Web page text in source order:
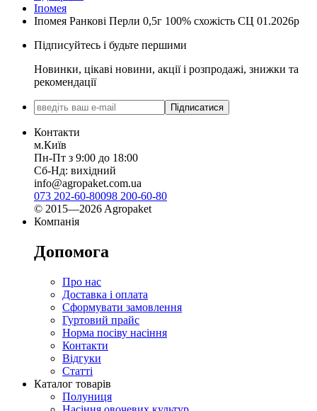
Іпомея
Іпомея Ранкові Перли 0,5г 100% схожість СЦ 01.2026р
Підписуйтесь і будьте першими
Новинки, цікаві новини, акції і розпродажі, знижки та
рекомендації
Підписатися
Контакти
м.Київ
Пн-Пт з 9:00 до 18:00
Сб-Нд: вихідний
info@agropaket.com.ua
073 202-60-80098 200-60-80
© 2015—2026 Agropaket
Компанія
Допомога
Про нас
Доставка і оплата
Сформувати замовлення
Гуртовий прайс
Норма посіву насіння
Контакти
Відгуки
Статті
Каталог товарів
Полуниця